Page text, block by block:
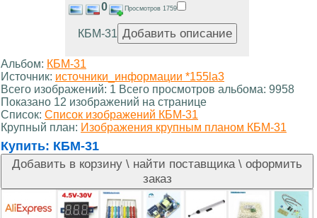
0 Просмотров 1759
КБМ-31
Альбом: КБМ-31
Источник: источники_информации *155la3
Всего изображений: 1 Всего просмотров альбома: 9958
Показано 12 изображений на странице
Список: Список изображений КБМ-31
Крупный план: Изображения крупным планом КБМ-31
Купить: КБМ-31